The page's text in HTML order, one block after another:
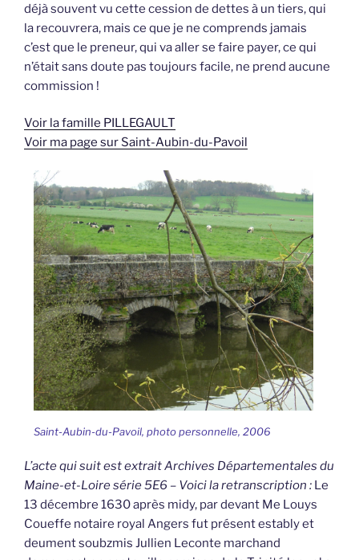
déjà souvent vu cette cession de dettes à un tiers, qui
la recouvrera, mais ce que je ne comprends jamais
c’est que le preneur, qui va aller se faire payer, ce qui
n’était sans doute pas toujours facile, ne prend aucune
commission !
Voir la famille PILLEGAULT
Voir ma page sur Saint-Aubin-du-Pavoil
Saint-Aubin-du-Pavoil, photo personnelle, 2006
L’acte qui suit est extrait Archives Départementales du
Maine-et-Loire série 5E6 – Voici la retranscription : Le
13 décembre 1630 après midy, par devant Me Louys
Coueffe notaire royal Angers fut présent estably et
deument soubzmis Jullien Leconte marchand